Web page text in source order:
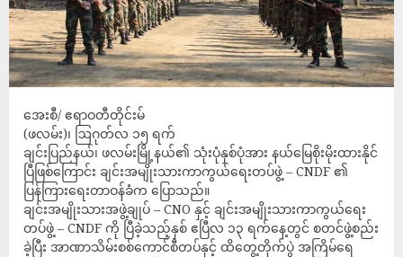
အေးစီ/ ဧရာဝတီတိုင်းမ်
(ဖလမ်း)၊ ဩဂုတ်လ ၁၅ ရက်
ချင်းပြည်နယ်၊ ဖလမ်းမြို့နယ်၏ သုံးပုံနှစ်ပုံအား နယ်မြေစိုးမိုးထားနိုင်
ပြီဖြစ်ကြောင်း ချင်းအမျိုးသားကာကွယ်ရေးတပ်ဖွဲ့ – CNDF ၏
ပြန်ကြားရေးတာဝန်ခံက ပြောသည်။
ချင်းအမျိုးသားအဖွဲ့ချုပ် – CNO နှင့် ချင်းအမျိုးသားကာကွယ်ရေး
တပ်ဖွဲ့ – CNDF ကို ပြီခဲ့သည့်နှစ် ဧပြီလ ၁၃ ရက်နေ့တွင် စတင်ဖွဲ့စည်း
ခဲ့ပြီး အာဏာသိမ်းစစ်ကောင်စီတပ်နှင့် ထိတွေ့တိုက်ပွဲ အကြိမ်ရေ